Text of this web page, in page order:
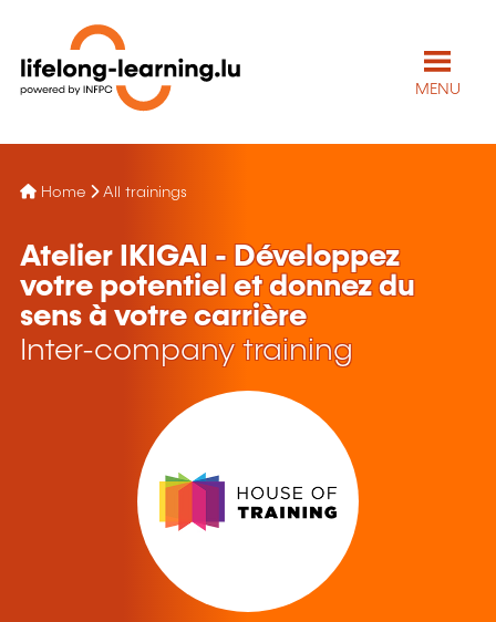
MENU
Home All trainings
Atelier IKIGAI - Développez
votre potentiel et donnez du
sens à votre carrière
Inter-company training